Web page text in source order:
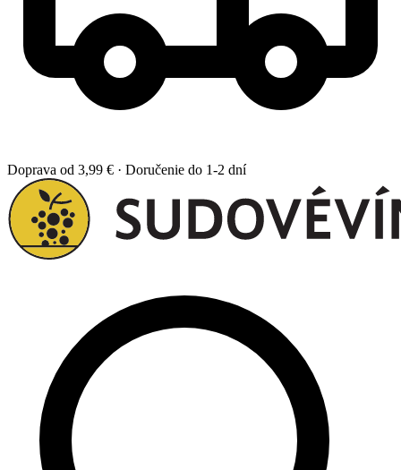
Doprava od 3,99 € · Doručenie do 1-2 dní